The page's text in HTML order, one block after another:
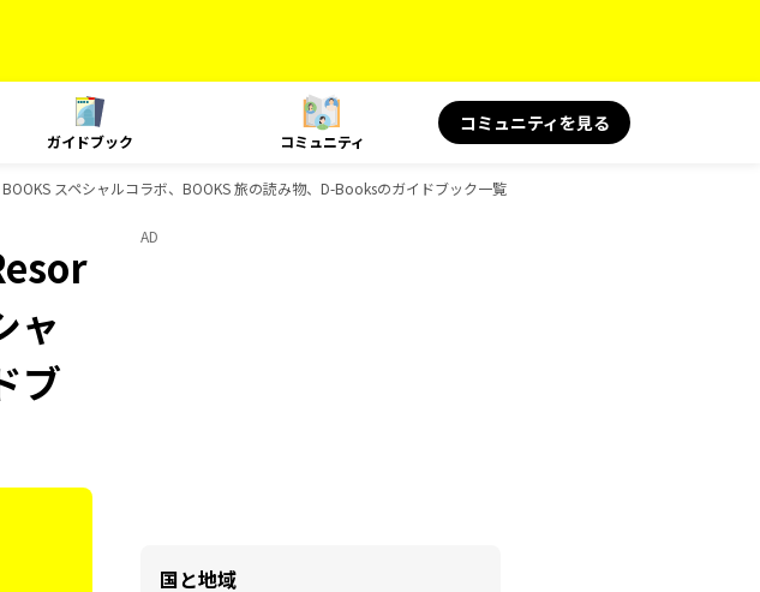
ガイドブック コミュニティ
コミュニティを見る
スペシャルコラボ、BOOKS 旅の読み物、D-Booksのガイドブック一覧
ャ
ブ
AD
国と地域